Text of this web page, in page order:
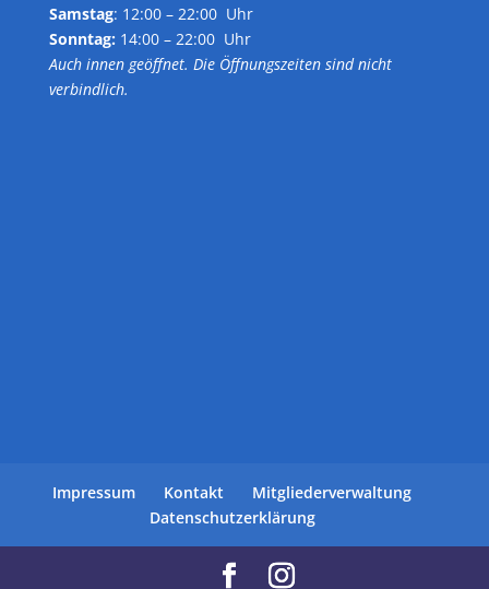
Samstag: 12:00 – 22:00 Uhr
Sonntag: 14:00 – 22:00 Uhr
Auch innen geöffnet. Die Öffnungszeiten sind nicht
verbindlich.
Impressum Kontakt
Mitgliederverwaltung
Datenschutzerklärung